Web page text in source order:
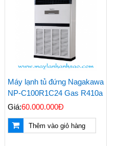
Máy lạnh tủ đứng Nagakawa
NP-C100R1C24 Gas R410a
Giá:60.000.000Đ
Thêm vào giỏ hàng
Những Vật Tư Cần Có
Khi Thi Công Ống
Đồng Máy Lạnh Âm
Tường
Nagakawa Giá Rẻ -
Lắp Đặt Tận Nơi
Nhanh Chóng
Đại Lý Phân Phối Máy
Lạnh Âm Trần LG